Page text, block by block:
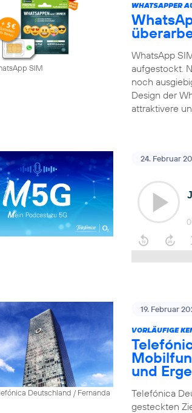
SIM
WHATSAPPER
WhatsApp
aufgestockt.
noch
Design der
attraktivere
24. Februar
Deutschland / Fernanda
19. Februar
VORLÄUFIGE
und
Telefónica
gesteckten